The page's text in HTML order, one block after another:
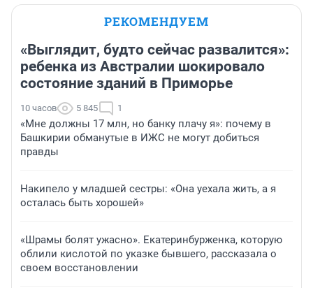
РЕКОМЕНДУЕМ
«Выглядит, будто сейчас развалится»:
ребенка из Австралии шокировало
состояние зданий в Приморье
10 часов 5 845 1
«Мне должны 17 млн, но банку плачу я»: почему в
Башкирии обманутые в ИЖС не могут добиться
правды
Накипело у младшей сестры: «Она уехала жить, а я
осталась быть хорошей»
«Шрамы болят ужасно». Екатеринбурженка, которую
облили кислотой по указке бывшего, рассказала о
своем восстановлении